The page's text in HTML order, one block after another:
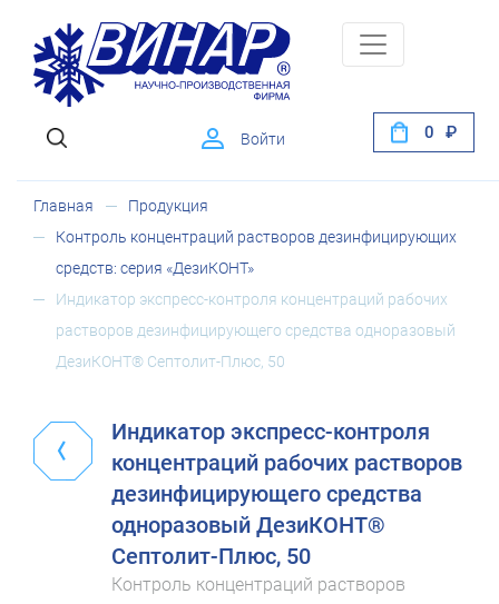
Войти 0
Главная
Продукция
Контроль концентраций растворов дезинфицирующих
средств: серия «ДезиКОНТ»
Индикатор экспресс-контроля концентраций рабочих
растворов дезинфицирующего средства одноразовый
ДезиКОНТ® Септолит-Плюс, 50
Индикатор экспресс-контроля
концентраций рабочих растворов
дезинфицирующего средства
одноразовый ДезиКОНТ®
Септолит-Плюс, 50
Контроль концентраций растворов